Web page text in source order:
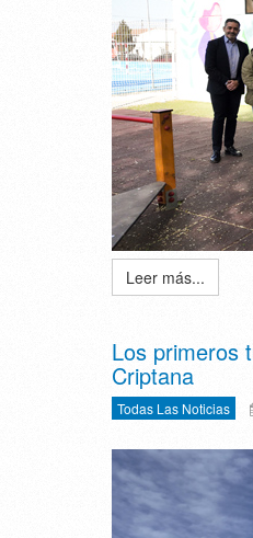
Leer más...
Los primeros
Criptana
Todas Las Noticias